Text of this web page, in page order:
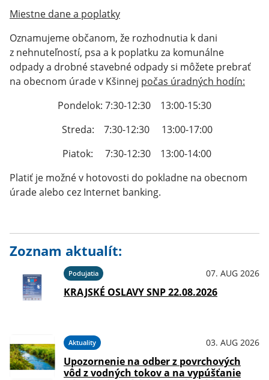
Miestne dane a poplatky
Oznamujeme občanom, že rozhodnutia k dani
z nehnuteľností, psa a k poplatku za komunálne
odpady a drobné stavebné odpady si môžete prebrať
na obecnom úrade v Kšinnej počas úradných hodín:
Pondelok: 7:30-12:30 13:00-15:30
Streda: 7:30-12:30 13:00-17:00
Piatok: 7:30-12:30 13:00-14:00
Platiť je možné v hotovosti do pokladne na obecnom
úrade alebo cez Internet banking.
Zoznam aktualít:
Podujatia 07. AUG 2026
KRAJSKÉ OSLAVY SNP 22.08.2026
Aktuality 03. AUG 2026
Upozornenie na odber z povrchových
vôd z vodných tokov a na vypúšťanie